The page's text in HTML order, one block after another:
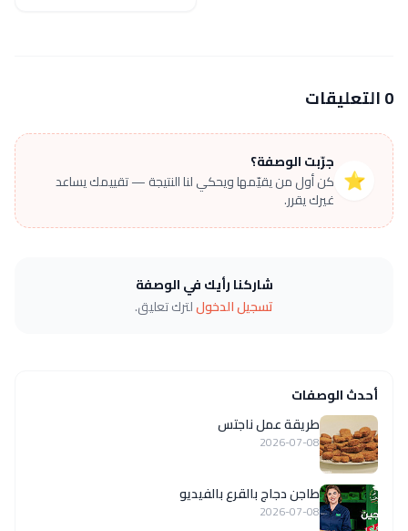
0 التعليقات
⭐
جرّبت الوصفة؟
كن أول من يقيّمها ويحكي لنا النتيجة — تقييمك يساعد
غيرك يقرر.
شاركنا رأيك في الوصفة
تسجيل الدخوللترك تعليق.
أحدث الوصفات
طريقة عمل ناجتس
2026-07-08
طاجن دجاج بالقرع بالفيديو
2026-07-08